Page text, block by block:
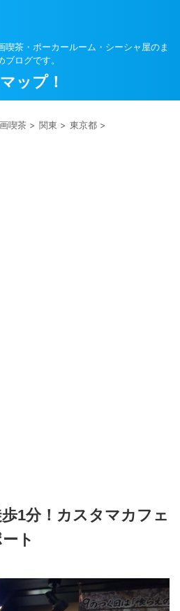
喫茶・ポーカールーム・シーシャ屋のま
ブログです。
ップ！
喫茶 > 関東 > 東京都 >
1分！カスタマカフェ
ト